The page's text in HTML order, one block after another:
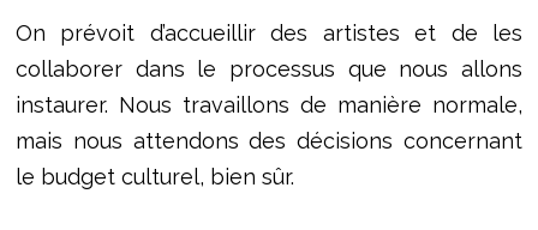
On prévoit d’accueillir des artistes et de les
collaborer dans le processus que nous allons
instaurer. Nous travaillons de manière normale,
mais nous attendons des décisions concernant
le budget culturel, bien sûr.